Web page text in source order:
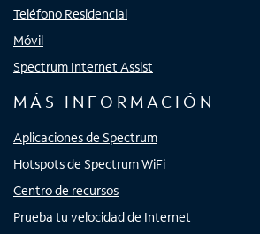
Teléfono Residencial
Móvil
Spectrum Internet Assist
MÁS INFORMACIÓN
Aplicaciones de Spectrum
Hotspots de Spectrum WiFi
Centro de recursos
Prueba tu velocidad de Internet